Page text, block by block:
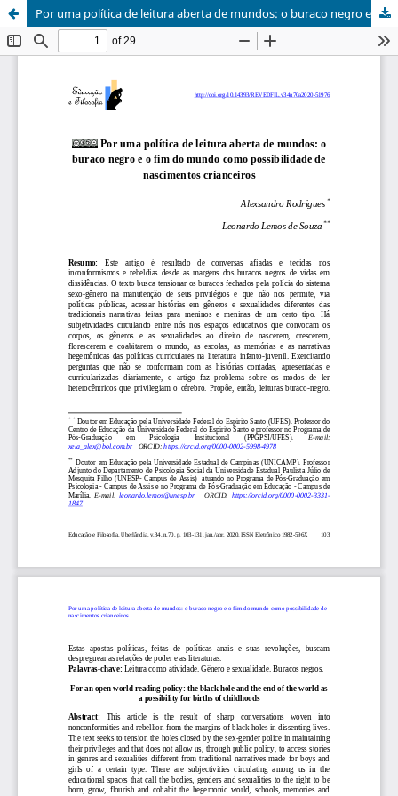
Por uma política de leitura aberta de mundos: o buraco negro e o fim do mundo como possibilidade de nascimentos crianceiros